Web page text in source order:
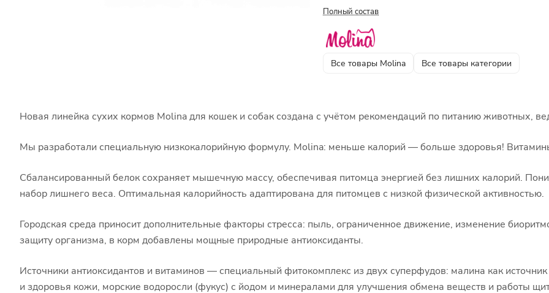
Полный состав
Все товары Molina Все товары категории
Новая линейка сухих кормов Molina для кошек и собак создана с учётом рекомендаций по питанию животных,
Мы разработали специальную низкокалорийную формулу. Molina: меньше калорий — больше здоровья!
Сбалансированный белок сохраняет мышечную массу, обеспечивая питомца энергией без лишних калорий.
набор лишнего веса. Оптимальная калорийность адаптирована для питомцев с низкой физической активностью.
Городская среда приносит дополнительные факторы стресса: пыль, ограниченное движение, изменение
защиту организма, в корм добавлены мощные природные антиоксиданты.
Источники антиоксидантов и витаминов — специальный фитокомплекс из двух суперфудов: малина как
и здоровья кожи, морские водоросли (фукус) с йодом и минералами для улучшения обмена веществ и работы